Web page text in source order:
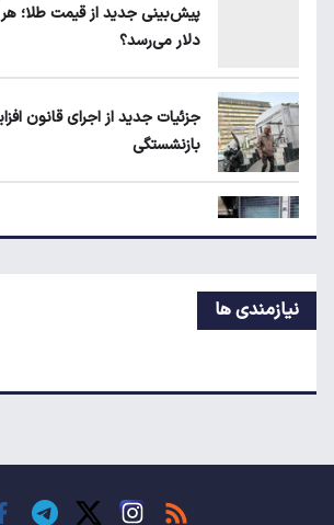
دلار می‌رسد؟
جزئیات جدید از اجرای قانون
بازنشستگی
پیش‌بینی جدید از نرخ تورم تا
اعتبار حکمت کارت مرداد واریز
پاسداران
نیازمندی ها